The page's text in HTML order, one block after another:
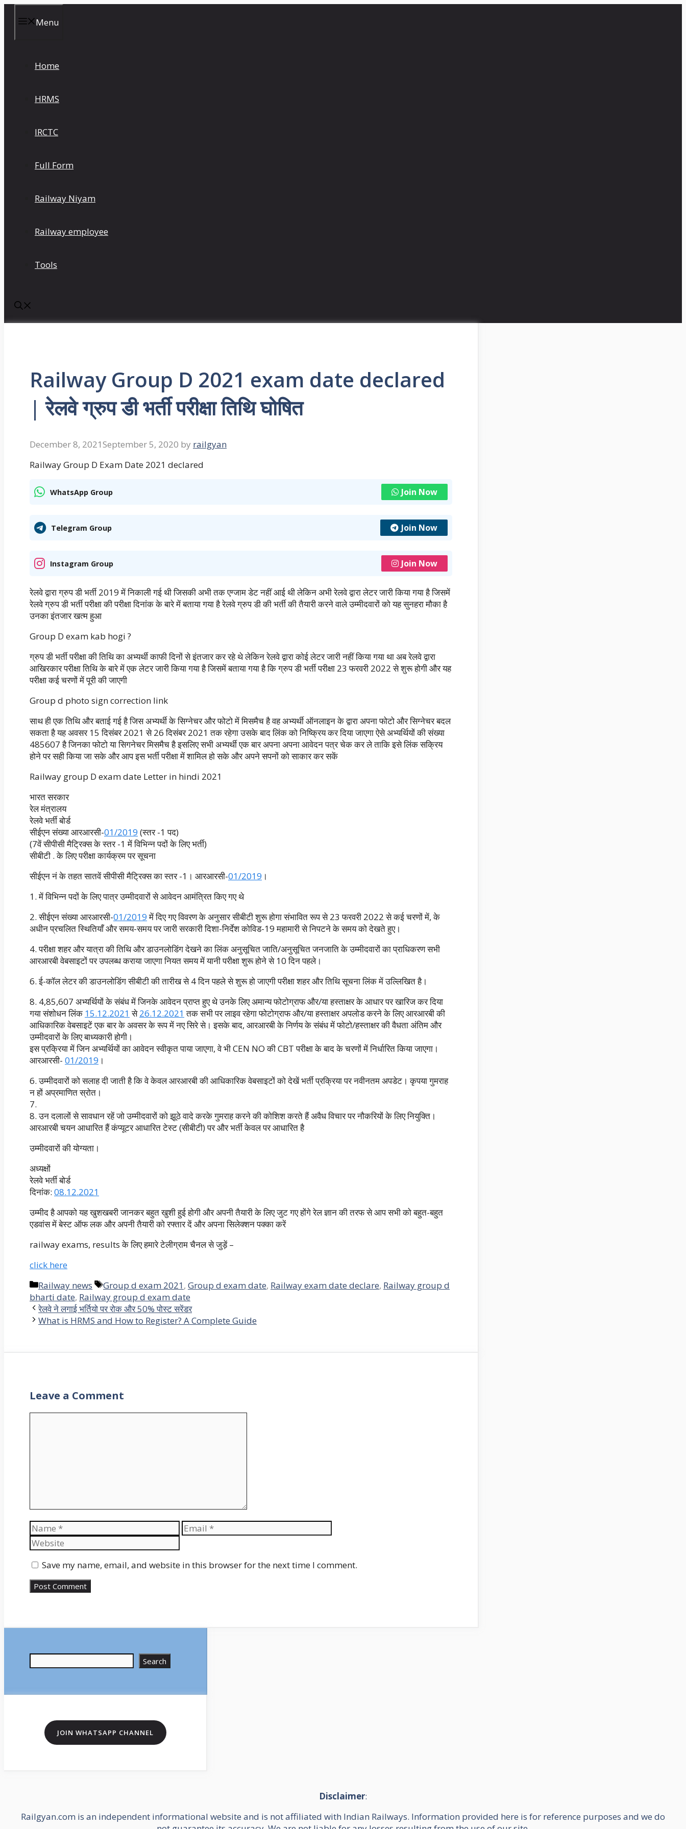
Menu
Home
HRMS
IRCTC
Full Form
Railway Niyam
Railway employee
Tools
Railway Group D 2021 exam date declared
| रेलवे ग्रुप डी भर्ती परीक्षा तिथि घोषित
December 8, 2021September 5, 2020 by railgyan
Railway Group D Exam Date 2021 declared
WhatsApp Group Join Now
Telegram Group Join Now
Instagram Group Join Now
रेलवे द्वारा ग्रुप डी भर्ती 2019 में निकाली गई थी जिसकी अभी तक एग्जाम डेट नहीं आई थी लेकिन अभी रेलवे द्वारा लेटर जारी किया गया है जिसमें
रेलवे ग्रुप डी भर्ती परीक्षा की परीक्षा दिनांक के बारे में बताया गया है रेलवे ग्रुप डी की भर्ती की तैयारी करने वाले उम्मीदवारों को यह सुनहरा मौका है
उनका इंतजार खत्म हुआ
Group D exam kab hogi ?
ग्रुप डी भर्ती परीक्षा की तिथि का अभ्यर्थी काफी दिनों से इंतजार कर रहे थे लेकिन रेलवे द्वारा कोई लेटर जारी नहीं किया गया था अब रेलवे द्वारा
आखिरकार परीक्षा तिथि के बारे में एक लेटर जारी किया गया है जिसमें बताया गया है कि ग्रुप डी भर्ती परीक्षा 23 फरवरी 2022 से शुरू होगी और यह
परीक्षा कई चरणों में पूरी की जाएगी
Group d photo sign correction link
साथ ही एक तिथि और बताई गई है जिस अभ्यर्थी के सिग्नेचर और फोटो में मिसमैच है वह अभ्यर्थी ऑनलाइन के द्वारा अपना फोटो और सिग्नेचर बदल
सकता है यह अवसर 15 दिसंबर 2021 से 26 दिसंबर 2021 तक रहेगा उसके बाद लिंक को निष्क्रिय कर दिया जाएगा ऐसे अभ्यर्थियों की संख्या
485607 है जिनका फोटो या सिगनेचर मिसमैच है इसलिए सभी अभ्यर्थी एक बार अपना अपना आवेदन पत्र चेक कर ले ताकि इसे लिंक सक्रिय
होने पर सही किया जा सके और आप इस भर्ती परीक्षा में शामिल हो सके और अपने सपनों को साकार कर सकें
Railway group D exam date Letter in hindi 2021
भारत सरकार
रेल मंत्रालय
रेलवे भर्ती बोर्ड
सीईएन संख्या आरआरसी-01/2019 (स्तर -1 पद)
(7वें सीपीसी मैट्रिक्स के स्तर -1 में विभिन्न पदों के लिए भर्ती)
सीबीटी . के लिए परीक्षा कार्यक्रम पर सूचना
सीईएन नं के तहत सातवें सीपीसी मैट्रिक्स का स्तर -1। आरआरसी-01/2019 ।
1. में विभिन्न पदों के लिए पात्र उम्मीदवारों से आवेदन आमंत्रित किए गए थे
2. सीईएन संख्या आरआरसी-01/2019में दिए गए विवरण के अनुसार सीबीटी शुरू होगा संभावित रूप से 23 फरवरी 2022 से कई चरणों में, के
अधीन प्रचलित स्थितियाँ और समय-समय पर जारी सरकारी दिशा-निर्देश कोविड-19 महामारी से निपटने के समय को देखते हुए।
4. परीक्षा शहर और यात्रा की तिथि और डाउनलोडिंग देखने का लिंक अनुसूचित जाति/अनुसूचित जनजाति के उम्मीदवारों का प्राधिकरण सभी
आरआरबी वेबसाइटों पर उपलब्ध कराया जाएगा नियत समय में यानी परीक्षा शुरू होने से 10 दिन पहले।
6. ई-कॉल लेटर की डाउनलोडिंग सीबीटी की तारीख से 4 दिन पहले से शुरू हो जाएगी परीक्षा शहर और तिथि सूचना लिंक में उल्लिखित है।
8. 4,85,607 अभ्यर्थियों के संबंध में जिनके आवेदन प्राप्त हुए थे उनके लिए अमान्य फोटोग्राफ और/या हस्ताक्षर के आधार पर खारिज कर दिया
गया संशोधन लिंक 15.12.2021 से26.12.2021 तक सभी पर लाइव रहेगा फोटोग्राफ और/या हस्ताक्षर अपलोड करने के लिए आरआरबी की
आधिकारिक वेबसाइटें एक बार के अवसर के रूप में नए सिरे से। इसके बाद, आरआरबी के निर्णय के संबंध में फोटो/हस्ताक्षर की वैधता अंतिम और
उम्मीदवारों के लिए बाध्यकारी होगी।
इस प्रक्रिया में जिन अभ्यर्थियों का आवेदन स्वीकृत पाया जाएगा, वे भी CEN NO की CBT परीक्षा के बाद के चरणों में निर्धारित किया जाएगा।
आरआरसी- 01/2019 ।
6. उम्मीदवारों को सलाह दी जाती है कि वे केवल आरआरबी की आधिकारिक वेबसाइटों को देखें भर्ती प्रक्रिया पर नवीनतम अपडेट। कृपया गुमराह
न हों अप्रमाणित स्रोत।
7.
8. उन दलालों से सावधान रहें जो उम्मीदवारों को झूठे वादे करके गुमराह करने की कोशिश करते हैं अवैध विचार पर नौकरियों के लिए नियुक्ति।
आरआरबी चयन आधारित हैं कंप्यूटर आधारित टेस्ट (सीबीटी) पर और भर्ती केवल पर आधारित है
उम्मीदवारों की योग्यता।
अध्यक्षों
रेलवे भर्ती बोर्ड
दिनांक: 08.12.2021
उम्मीद है आपको यह खुशखबरी जानकर बहुत खुशी हुई होगी और अपनी तैयारी के लिए जुट गए होंगे रेल ज्ञान की तरफ से आप सभी को बहुत-बहुत
एडवांस में बेस्ट ऑफ लक और अपनी तैयारी को रफ्तार दें और अपना सिलेक्शन पक्का करें
railway exams, results के लिए हमारे टेलीग्राम चैनल से जुड़ें –
click here
Categories
Railway news Tags
Group d exam 2021, Group d exam date, Railway exam date declare, Railway group d
bharti date, Railway group d exam date
रेलवे ने लगाई भर्तियो पर रोक और 50% पोस्ट सरेंडर
What is HRMS and How to Register? A Complete Guide
Leave a Comment
Name Email
Save my name, email, and website in this browser for the next time I comment.
Search
JOIN WHATSAPP CHANNEL
Disclaimer:
Railgyan.com is an independent informational website and is not affiliated with Indian Railways. Information provided here is for reference purposes and we do